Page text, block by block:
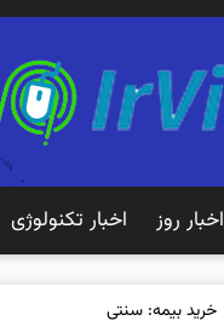
اخبار روز اخبار تکنولوژی
خرید بیمه: سنتی یا آنلاین؟ کدامیک